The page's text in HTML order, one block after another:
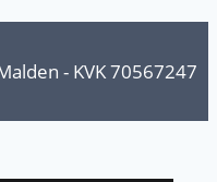
- KVK 70567247